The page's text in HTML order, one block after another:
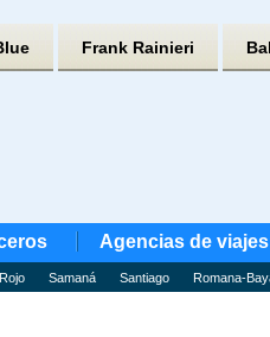
Frank Rainieri
Agencias de viajes
Samaná Santiago Romana-